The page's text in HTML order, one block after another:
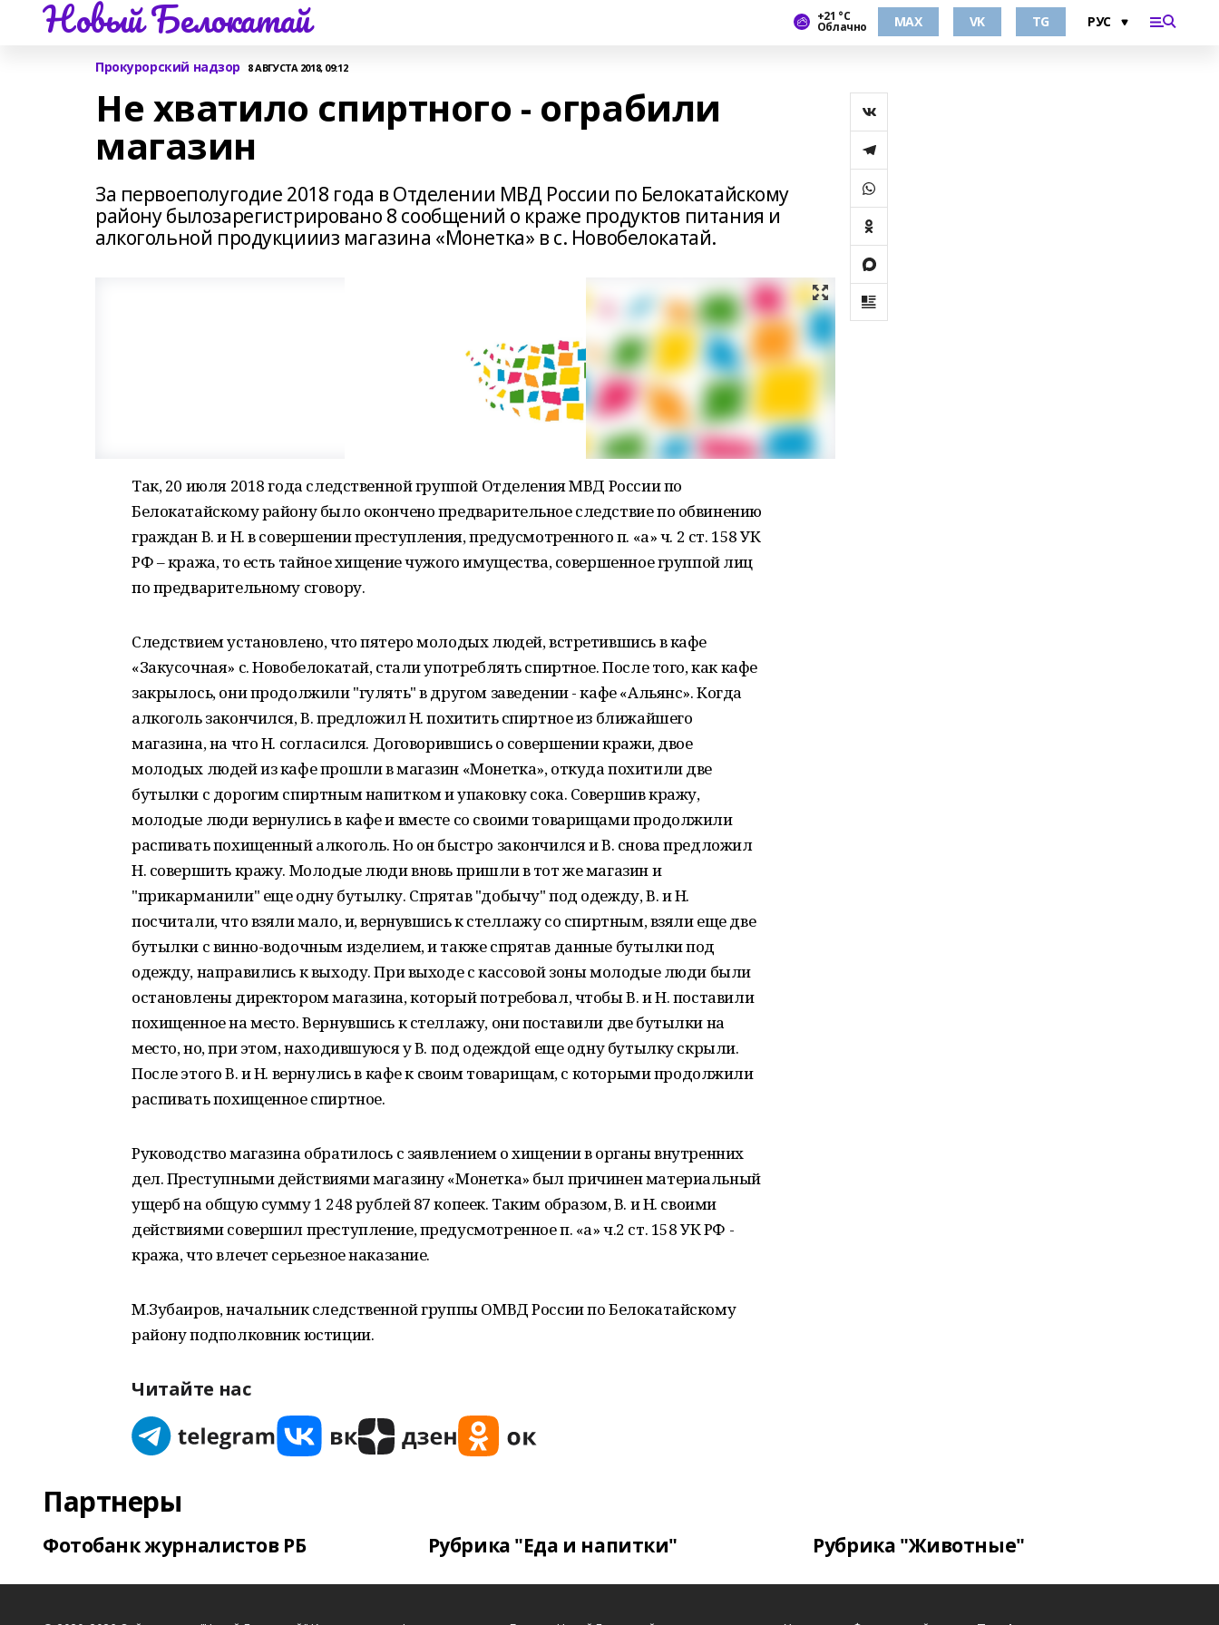
Новый Белокатай +21 °С
Облачно MAX VK TG
Прокурорский надзор 8 АВГУСТА 2018, 09:12
Не хватило спиртного - ограбили
магазин
За первоеполугодие 2018 года в Отделении МВД России по Белокатайскому
району былозарегистрировано 8 сообщений о краже продуктов питания и
алкогольной продукциииз магазина «Монетка» в с. Новобелокатай.
Так, 20 июля 2018 года следственной группой Отделения МВД России по
Белокатайскому району было окончено предварительное следствие по обвинению
граждан В. и Н. в совершении преступления, предусмотренного п. «а» ч. 2 ст. 158 УК
РФ – кража, то есть тайное хищение чужого имущества, совершенное группой лиц
по предварительному сговору.
Следствием установлено, что пятеро молодых людей, встретившись в кафе
«Закусочная» с. Новобелокатай, стали употреблять спиртное. После того, как кафе
закрылось, они продолжили "гулять" в другом заведении - кафе «Альянс». Когда
алкоголь закончился, В. предложил Н. похитить спиртное из ближайшего
магазина, на что Н. согласился. Договорившись о совершении кражи, двое
молодых людей из кафе прошли в магазин «Монетка», откуда похитили две
бутылки с дорогим спиртным напитком и упаковку сока. Совершив кражу,
молодые люди вернулись в кафе и вместе со своими товарищами продолжили
распивать похищенный алкоголь. Но он быстро закончился и В. снова предложил
Н. совершить кражу. Молодые люди вновь пришли в тот же магазин и
"прикарманили" еще одну бутылку. Спрятав "добычу" под одежду, В. и Н.
посчитали, что взяли мало, и, вернувшись к стеллажу со спиртным, взяли еще две
бутылки с винно-водочным изделием, и также спрятав данные бутылки под
одежду, направились к выходу. При выходе с кассовой зоны молодые люди были
остановлены директором магазина, который потребовал, чтобы В. и Н. поставили
похищенное на место. Вернувшись к стеллажу, они поставили две бутылки на
место, но, при этом, находившуюся у В. под одеждой еще одну бутылку скрыли.
После этого В. и Н. вернулись в кафе к своим товарищам, с которыми продолжили
распивать похищенное спиртное.
Руководство магазина обратилось с заявлением о хищении в органы внутренних
дел. Преступными действиями магазину «Монетка» был причинен материальный
ущерб на общую сумму 1 248 рублей 87 копеек. Таким образом, В. и Н. своими
действиями совершил преступление, предусмотренное п. «а» ч.2 ст. 158 УК РФ -
кража, что влечет серьезное наказание.
М.Зубаиров, начальник следственной группы ОМВД России по Белокатайскому
району подполковник юстиции.
Читайте нас
Партнеры
Фотобанк журналистов РБ Рубрика "Еда и напитки" Рубрика "Животные"